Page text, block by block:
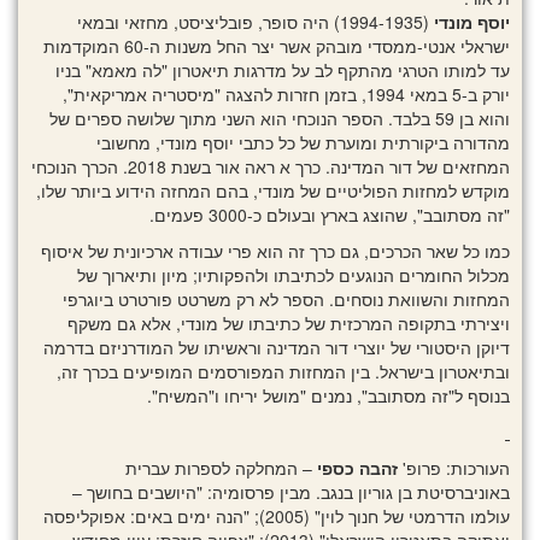
יוסף מונדי
(1994-1935) היה סופר, פובליציסט, מחזאי ובמאי
ישראלי אנטי-ממסדי מובהק אשר יצר החל משנות ה-60 המוקדמות
עד למותו הטרגי מהתקף לב על מדרגות תיאטרון "לה מאמא" בניו
יורק ב-5 במאי 1994, בזמן חזרות להצגה "מיסטריה אמריקאית",
והוא בן 59 בלבד. הספר הנוכחי הוא השני מתוך שלושה ספרים של
מהדורה ביקורתית ומוערת של כל כתבי יוסף מונדי, מחשובי
המחזאים של דור המדינה. כרך א ראה אור בשנת 2018. הכרך הנוכחי
מוקדש למחזות הפוליטיים של מונדי, בהם המחזה הידוע ביותר שלו,
"זה מסתובב", שהוצג בארץ ובעולם כ-3000 פעמים.
כמו כל שאר הכרכים, גם כרך זה הוא פרי עבודה ארכיונית של איסוף
מכלול החומרים הנוגעים לכתיבתו ולהפקותיו; מיון ותיארוך של
המחזות והשוואת נוסחים. הספר לא רק משרטט פורטרט ביוגרפי
ויצירתי בתקופה המרכזית של כתיבתו של מונדי, אלא גם משקף
דיוקן היסטורי של יוצרי דור המדינה וראשיתו של המודרניזם בדרמה
ובתיאטרון בישראל. בין המחזות המפורסמים המופיעים בכרך זה,
בנוסף ל"זה מסתובב", נמנים "מושל יריחו ו"המשיח".
העורכות: פרופ' זהבה כספי – המחלקה לספרות עברית
באוניברסיטת בן גוריון בנגב. מבין פרסומיה: "היושבים בחושך –
עולמו הדרמטי של חנוך לוין" (2005); "הנה ימים באים: אפוקליפסה